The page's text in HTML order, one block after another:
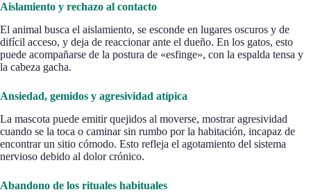
Aislamiento y rechazo al contacto
El animal busca el aislamiento, se esconde en lugares oscuros y de
difícil acceso, y deja de reaccionar ante el dueño. En los gatos, esto
puede acompañarse de la postura de «esfinge», con la espalda tensa y
la cabeza gacha.
Ansiedad, gemidos y agresividad atípica
La mascota puede emitir quejidos al moverse, mostrar agresividad
cuando se la toca o caminar sin rumbo por la habitación, incapaz de
encontrar un sitio cómodo. Esto refleja el agotamiento del sistema
nervioso debido al dolor crónico.
Abandono de los rituales habituales